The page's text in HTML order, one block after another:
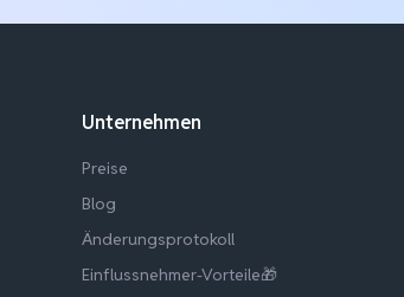
Unternehmen
Preise
Blog
Änderungsprotokoll
Einflussnehmer-Vorteile🎁